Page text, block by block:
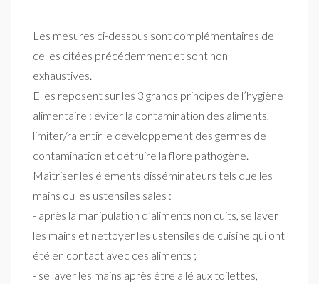
Les mesures ci-dessous sont complémentaires de
celles citées précédemment et sont non
exhaustives.
Elles reposent sur les 3 grands principes de l’hygiène
alimentaire : éviter la contamination des aliments,
limiter/ralentir le développement des germes de
contamination et détruire la flore pathogène.
Maîtriser les éléments disséminateurs tels que les
mains ou les ustensiles sales :
- après la manipulation d’aliments non cuits, se laver
les mains et nettoyer les ustensiles de cuisine qui ont
été en contact avec ces aliments ;
- se laver les mains après être allé aux toilettes,